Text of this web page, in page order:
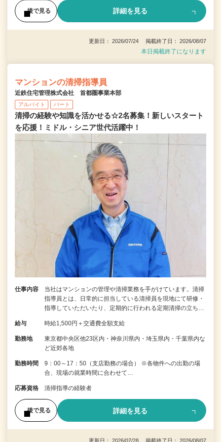
後で見る 詳細を見る
更新日： 2026/07/24 掲載終了日： 2026/08/07
本日掲載終了になります
マンションの清掃指導員
近鉄住宅管理株式会社 首都圏事業本部
アルバイト パート
清掃の経験や知識を活かせる☆2名募集！新しいスタート
を応援！ミドル・シニア世代活躍中！
仕事内容
当社はマンションの管理や清掃業務を手がけています。清掃
指導員とは、日常的に担当している清掃員を現地にて研修・
指導していただいたり、定期的に行われる定期清掃の立ち…
給与 時給1,500円＋交通費全額支給
勤務地
東京都中央区他23区内・神奈川県内・埼玉県内・千葉県内な
ど近郊各地
勤務時間
9：00～17：50（支店勤務の場合） ※各物件への出勤の場
合、現場の就業時間に合わせて…
応募資格 清掃指導の経験者
後で見る 詳細を見る
更新日： 2026/07/28 掲載終了日： 2026/08/07